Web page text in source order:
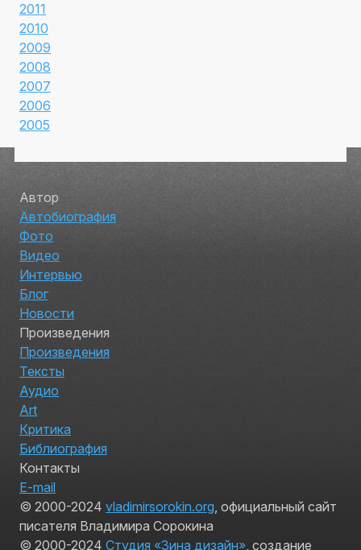
2011
2010
2009
2008
2007
2006
2005
Автор
Автобиография
Фото
Видео
Интервью
Блог
Новости
Произведения
Произведения
Тексты
Аудио
Art
Критика
Библиография
Контакты
E-mail
© 2000-2024 vladimirsorokin.org, официальный сайт
писателя Владимира Сорокина
© 2000-2024 Студия «Зина дизайн», создание